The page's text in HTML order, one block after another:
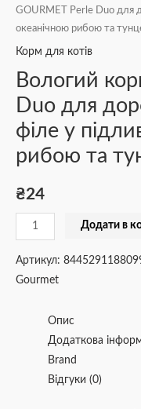
GOURMET Perle Duo для
океанічною рибою та
Корм для котів
Вологий
Duo для
філе у
рибою та
₴24
океанічною
рибою
та
85
кількість
Додати в
Артикул:
Gourmet
Опис
Додаткова
Brand
Відгуки (0)